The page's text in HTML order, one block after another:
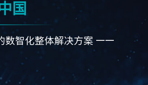
国
数智化整体解决方案 ——